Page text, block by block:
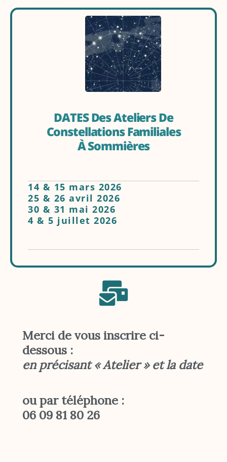
DATES Des Ateliers De
Constellations Familiales
À Sommières
14 & 15 mars 2026
25 & 26 avril 2026
30 & 31 mai 2026
4 & 5 juillet 2026
Merci de vous inscrire ci-
dessous :
en précisant « Atelier » et la date
ou par téléphone :
06 09 81 80 26